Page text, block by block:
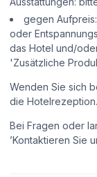
gegen
oder
das Hotel und/
'Zusätzliche
Wenden Sie sich
die Hotelrezeption.
Bei Fragen oder
’Kontaktieren Sie